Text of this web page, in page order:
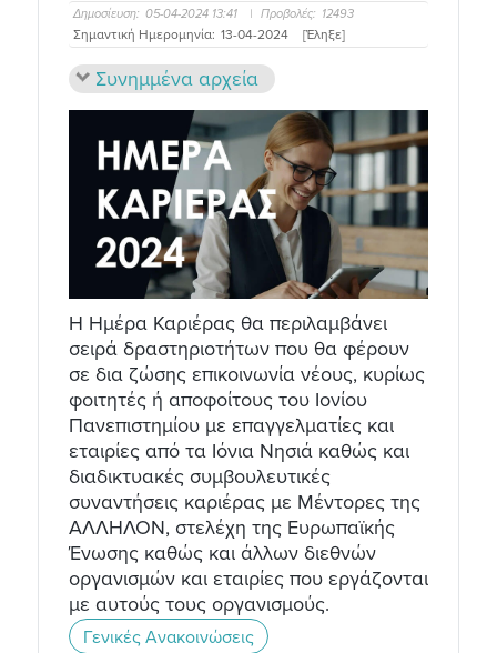
Δημοσίευση: 05-04-2024 13:41 | Προβολές: 12493
Σημαντική Ημερομηνία: 13-04-2024 [Έληξε]
Συνημμένα αρχεία
Η Ημέρα Καριέρας θα περιλαμβάνει
σειρά δραστηριοτήτων που θα φέρουν
σε δια ζώσης επικοινωνία νέους, κυρίως
φοιτητές ή αποφοίτους του Ιονίου
Πανεπιστημίου με επαγγελματίες και
εταιρίες από τα Ιόνια Νησιά καθώς και
διαδικτυακές συμβουλευτικές
συναντήσεις καριέρας με Μέντορες της
ΑΛΛΗΛΟΝ, στελέχη της Ευρωπαϊκής
Ένωσης καθώς και άλλων διεθνών
οργανισμών και εταιρίες που εργάζονται
με αυτούς τους οργανισμούς.
Γενικές Ανακοινώσεις